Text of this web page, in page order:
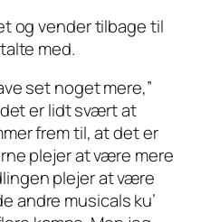
og vender tilbage til
med.
set noget mere,”
er lidt svært at
frem til, at det er
plejer at være mere
plejer at være
andre musicals ku’